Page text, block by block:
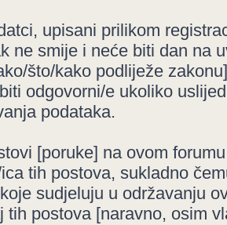
upisani prilikom
ne smije i neće biti dan na
što/kako podliježe
odgovorni/e ukoliko
podataka.
[poruke] na ovom
tih postova, sukladno
sudjeluju u održavanju
tih postova [naravno, osim